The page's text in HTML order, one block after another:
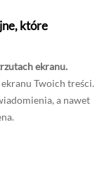
które
ekranu.
Twoich treści.
a nawet